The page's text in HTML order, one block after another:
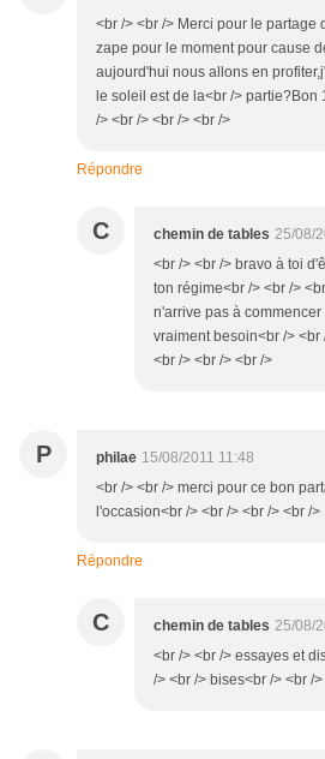
<br /> <br /> Merci pour le partage
zape pour le moment pour cause
aujourd'hui nous allons en
le soleil est de la<br /> partie?Bon
/> <br /> <br /> <br />
Répondre
C chemin de tables 25/08/
<br /> <br /> bravo à toi
ton régime<br /> <br />
n'arrive pas à
vraiment besoin<br />
<br /> <br /> <br />
P philae 15/08/2011 11:48
<br /> <br /> merci pour ce bon
l'occasion<br /> <br /> <br /> <br />
Répondre
C chemin de tables 25/08/
<br /> <br /> essayes et
/> <br /> bises<br /> <br /